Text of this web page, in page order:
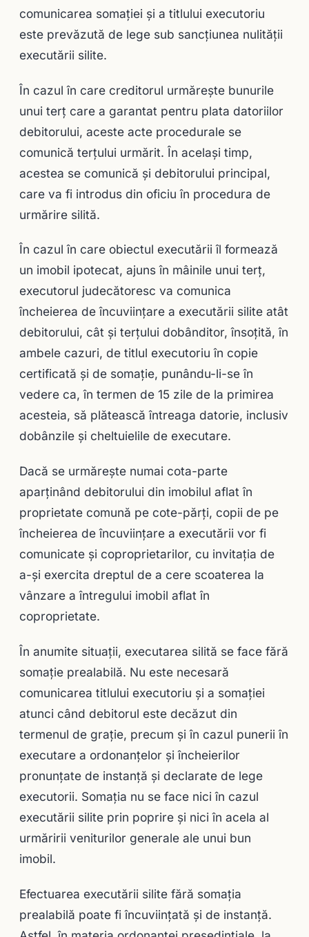
comunicarea somaţiei şi a titlului exe­cutoriu
este prevăzută de lege sub sancţiunea nulităţii
executării silite.
În cazul în care creditorul urmăreşte bunurile
unui terţ care a garantat pentru plata datoriilor
debitorului, aceste acte procedurale se
comunică terţului urmărit. În acelaşi timp,
acestea se comunică şi debitorului principal,
care va fi introdus din oficiu în procedura de
urmărire silită.
În cazul în care obiectul executării îl formează
un imobil ipotecat, ajuns în mâinile unui terţ,
executorul judecătoresc va comunica
încheierea de încuviinţare a executării silite atât
debitorului, cât şi terţului dobânditor, însoţită, în
ambele cazuri, de titlul executoriu în copie
certificată şi de somaţie, punându-li-se în
vedere ca, în termen de 15 zile de la primirea
acesteia, să plătească întreaga datorie, inclusiv
dobânzile şi chel­tuielile de executare.
Dacă se urmăreşte numai cota-parte
aparţinând debitorului din imobilul aflat în
proprietate comună pe cote-părţi, copii de pe
încheierea de încuviinţare a executării vor fi
comunicate şi coproprietarilor, cu invitaţia de
a-şi exercita dreptul de a cere scoa­terea la
vânzare a întregului imobil aflat în
coproprietate.
În anumite situaţii, executarea silită se face fără
somaţie preala­bilă. Nu este necesară
comunicarea titlului execu­toriu şi a somaţiei
atunci când debitorul este decăzut din
termenul de graţie, precum şi în cazul punerii în
executare a ordonanţelor şi încheierilor
pronunţate de instanţă şi declarate de lege
executorii. Somaţia nu se face nici în cazul
executării silite prin poprire şi nici în acela al
urmăririi veniturilor generale ale unui bun
imobil.
Efectuarea executării silite fără somaţia
prealabilă poate fi încuviinţată şi de instanţă.